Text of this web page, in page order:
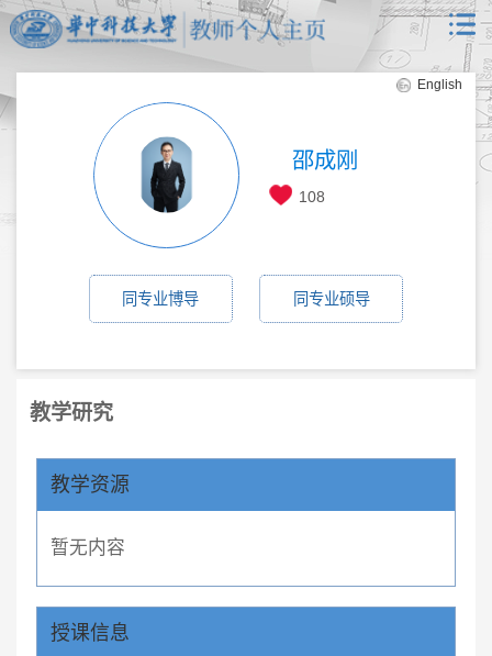
English
邵成刚
108
同专业博导 同专业硕导
教学研究
教学资源
暂无内容
授课信息